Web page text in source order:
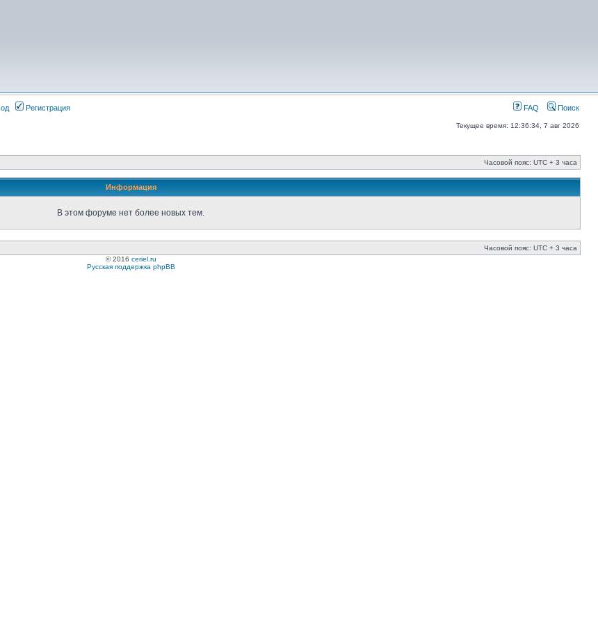
Регистрация FAQ Поиск
Текущее время: 12:36:34, 7 авг 2026
Часовой пояс: UTC + 3 часа
Информация
В этом форуме нет более новых тем.
Часовой пояс: UTC + 3 часа
© 2016 ceriel.ru
Русская поддержка phpBB